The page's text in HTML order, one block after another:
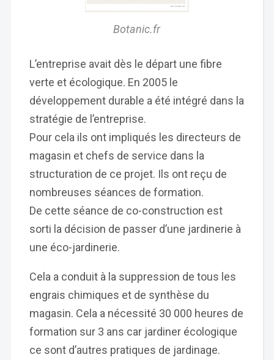
Botanic.fr
L’entreprise avait dès le départ une fibre
verte et écologique. En 2005 le
développement durable a été intégré dans la
stratégie de l’entreprise.
Pour cela ils ont impliqués les directeurs de
magasin et chefs de service dans la
structuration de ce projet. Ils ont reçu de
nombreuses séances de formation.
De cette séance de co-construction est
sorti la décision de passer d’une jardinerie à
une éco-jardinerie.
Cela a conduit à la suppression de tous les
engrais chimiques et de synthèse du
magasin. Cela a nécessité 30 000 heures de
formation sur 3 ans car jardiner écologique
ce sont d’autres pratiques de jardinage.